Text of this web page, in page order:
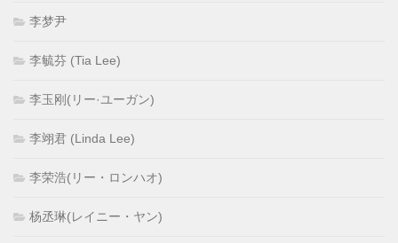
李梦尹
李毓芬 (Tia Lee)
李玉刚(リー·ユーガン)
李翊君 (Linda Lee)
李荣浩(リー・ロンハオ)
杨丞琳(レイニー・ヤン)